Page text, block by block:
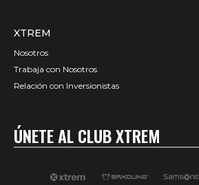
XTREM
Nosotros
Trabaja con Nosotros
Relación con Inversionistas
ÚNETE AL CLUB XTREM